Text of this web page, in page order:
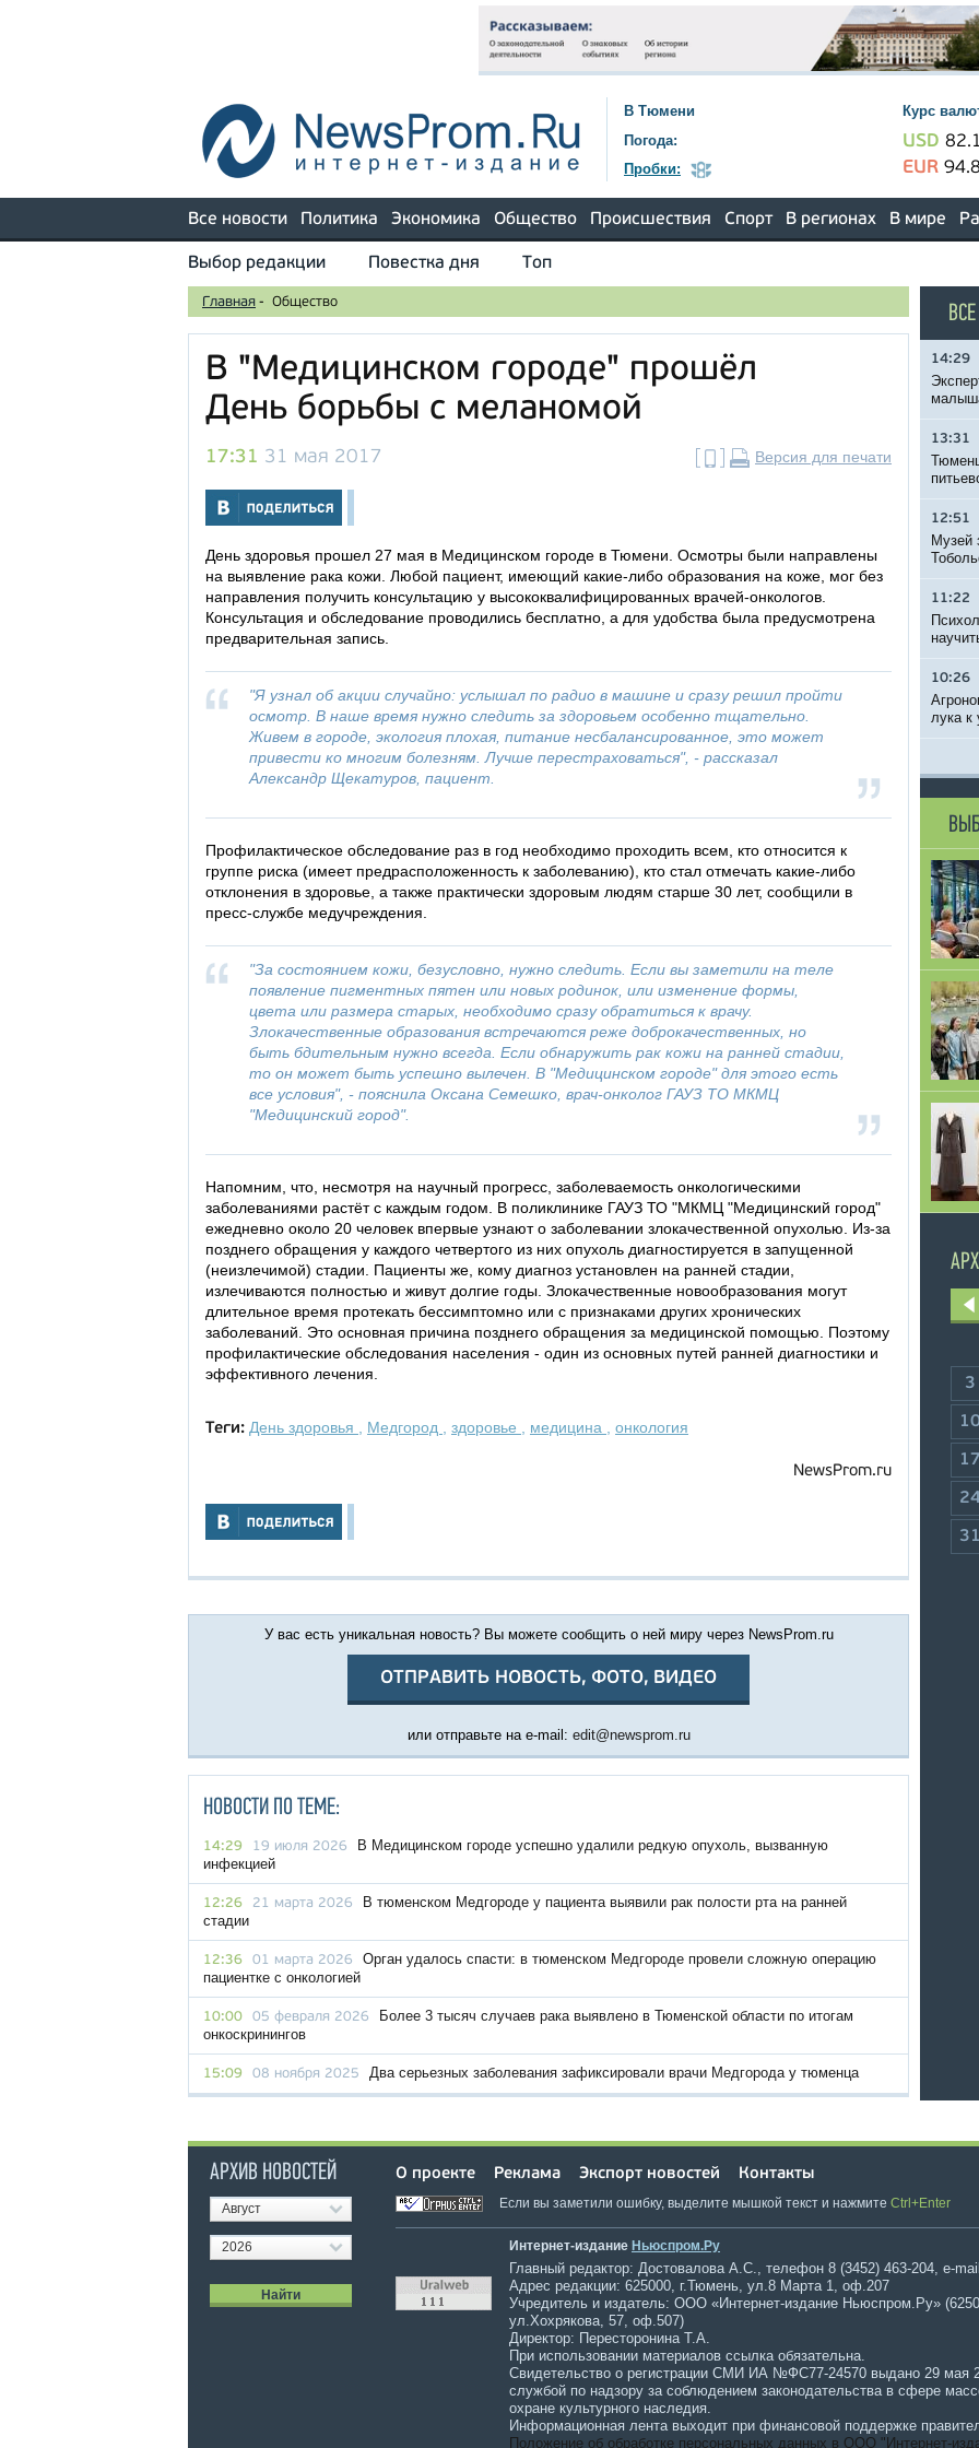
В Тюмени
Погода:
Пробки:
Курс
USD
EUR
Все новости Политика Экономика Общество Происшествия Спорт В регионах В мире
Выбор редакции Повестка дня Топ
Главная - Общество
В "Медицинском городе" прошёл
День борьбы с меланомой
17:31 31 мая 2017 Версия для печати
День здоровья прошел 27 мая в Медицинском городе в Тюмени. Осмотры были направлены
на выявление рака кожи. Любой пациент, имеющий какие-либо образования на коже, мог без
направления получить консультацию у высококвалифицированных врачей-онкологов.
Консультация и обследование проводились бесплатно, а для удобства была предусмотрена
предварительная запись.
"Я узнал об акции случайно: услышал по радио в машине и сразу решил пройти
осмотр. В наше время нужно следить за здоровьем особенно тщательно.
Живем в городе, экология плохая, питание несбалансированное, это может
привести ко многим болезням. Лучше перестраховаться", - рассказал
Александр Щекатуров, пациент.
Профилактическое обследование раз в год необходимо проходить всем, кто относится к
группе риска (имеет предрасположенность к заболеванию), кто стал отмечать какие-либо
отклонения в здоровье, а также практически здоровым людям старше 30 лет, сообщили в
пресс-службе медучреждения.
"За состоянием кожи, безусловно, нужно следить. Если вы заметили на теле
появление пигментных пятен или новых родинок, или изменение формы,
цвета или размера старых, необходимо сразу обратиться к врачу.
Злокачественные образования встречаются реже доброкачественных, но
быть бдительным нужно всегда. Если обнаружить рак кожи на ранней стадии,
то он может быть успешно вылечен. В "Медицинском городе" для этого есть
все условия", - пояснила Оксана Семешко, врач-онколог ГАУЗ ТО МКМЦ
"Медицинский город".
Напомним, что, несмотря на научный прогресс, заболеваемость онкологическими
заболеваниями растёт с каждым годом. В поликлинике ГАУЗ ТО "МКМЦ "Медицинский город"
ежедневно около 20 человек впервые узнают о заболевании злокачественной опухолью. Из-за
позднего обращения у каждого четвертого из них опухоль диагностируется в запущенной
(неизлечимой) стадии. Пациенты же, кому диагноз установлен на ранней стадии,
излечиваются полностью и живут долгие годы. Злокачественные новообразования могут
длительное время протекать бессимптомно или с признаками других хронических
заболеваний. Это основная причина позднего обращения за медицинской помощью. Поэтому
профилактические обследования населения - один из основных путей ранней диагностики и
эффективного лечения.
Теги: День здоровья Медгород здоровье медицина онкология
NewsProm.ru
У вас есть уникальная новость? Вы можете сообщить о ней миру через NewsProm.ru
ОТПРАВИТЬ НОВОСТЬ, ФОТО, ВИДЕО
или отправьте на e-mail: edit@newsprom.ru
НОВОСТИ ПО ТЕМЕ:
14:29 19 июля 2026
В Медицинском городе успешно удалили редкую опухоль, вызванную
инфекцией
12:26 21 марта 2026
В тюменском Медгороде у пациента выявили рак полости рта на ранней
стадии
12:36 01 марта 2026
Орган удалось спасти: в тюменском Медгороде провели сложную операцию
пациентке с онкологией
10:00 05 февраля 2026
Более 3 тысяч случаев рака выявлено в Тюменской области по итогам
онкоскринингов
15:09 08 ноября 2025 Два серьезных заболевания зафиксировали врачи Медгорода у тюменца
14:29
13:31
12:51
Музей
11:22
10:26
лука к
3
17
31
АРХИВ НОВОСТЕЙ
Август
2026
О проекте Реклама Экспорт новостей Контакты
Если вы заметили ошибку, выделите мышкой текст и нажмите Ctrl+Enter
Интернет-издание Ньюспром.Ру
Главный редактор: Достовалова А.С., телефон 8 (3452) 463-204, e-
Адрес редакции: 625000, г.Тюмень, ул.8 Марта 1, оф.207
Учредитель и издатель: ООО «Интернет-издание Ньюспром.Ру»
ул.Хохрякова, 57, оф.507)
Директор: Пересторонина Т.А.
При использовании материалов ссылка обязательна.
Свидетельство о регистрации СМИ ИА №ФС77-24570 выдано 29 мая
службой по надзору за соблюдением законодательства в сфере
охране культурного наследия.
Информационная лента выходит при финансовой поддержке
Положение об обработке персональных данных в ООО "Интернет-